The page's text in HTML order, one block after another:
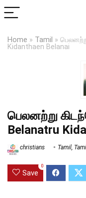
Home » Tamil »
Kidanthaen Belanai
பெலனற்று
Belanatru
christians Tamil
Save
0